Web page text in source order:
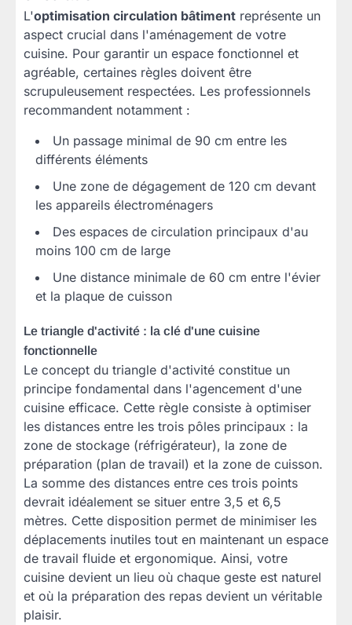
L'optimisation circulation bâtiment représente un
aspect crucial dans l'aménagement de votre
cuisine. Pour garantir un espace fonctionnel et
agréable, certaines règles doivent être
scrupuleusement respectées. Les professionnels
recommandent notamment :
Un passage minimal de 90 cm entre les
différents éléments
Une zone de dégagement de 120 cm devant
les appareils électroménagers
Des espaces de circulation principaux d'au
moins 100 cm de large
Une distance minimale de 60 cm entre l'évier
et la plaque de cuisson
Le triangle d'activité : la clé d'une cuisine
fonctionnelle
Le concept du triangle d'activité constitue un
principe fondamental dans l'agencement d'une
cuisine efficace. Cette règle consiste à optimiser
les distances entre les trois pôles principaux : la
zone de stockage (réfrigérateur), la zone de
préparation (plan de travail) et la zone de cuisson.
La somme des distances entre ces trois points
devrait idéalement se situer entre 3,5 et 6,5
mètres. Cette disposition permet de minimiser les
déplacements inutiles tout en maintenant un espace
de travail fluide et ergonomique. Ainsi, votre
cuisine devient un lieu où chaque geste est naturel
et où la préparation des repas devient un véritable
plaisir.